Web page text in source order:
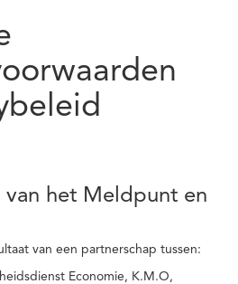
van het Meldpunt en
van een partnerschap tussen:
Economie, K.M.O,